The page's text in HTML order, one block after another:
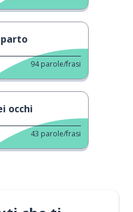
94 parole/frasi
occhi
43 parole/frasi